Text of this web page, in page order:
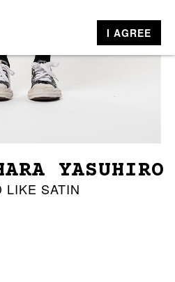
YASUHIRO
LIKE SATIN
I AGREE